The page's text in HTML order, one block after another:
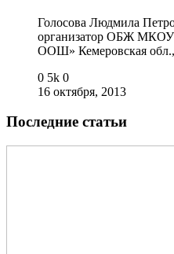
Голосова Людмила
организатор ОБЖ МКОУ
ООШ» Кемеровская
0 5k 0
16 октября, 2013
Последние статьи